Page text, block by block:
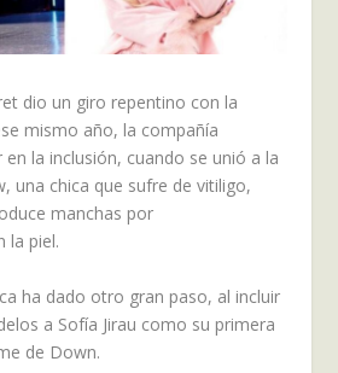
dio un giro repentino con la
mismo año, la compañía
la inclusión, cuando se unió a la
una chica que sufre de vitiligo,
manchas por
la piel.
ha dado otro gran paso, al incluir
a Sofía Jirau como su primera
de Down.